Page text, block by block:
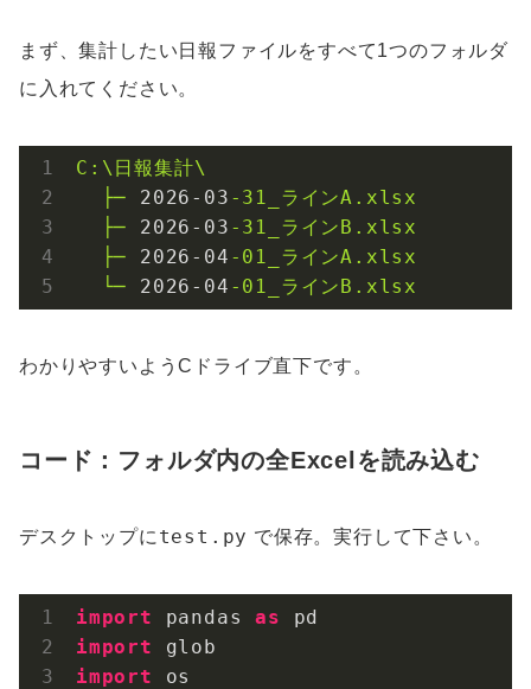
まず、集計したい日報ファイルをすべて1つのフォルダ
に入れてください。
C:\日報集計\
├─
2026 -03 -31_ラインA.xlsx
├─
2026 -03 -31_ラインB.xlsx
├─
2026 -04 -01_ラインA.xlsx
└─
2026 -04 -01_ラインB.xlsx
わかりやすいようCドライブ直下です。
コード：フォルダ内の全Excelを読み込む
デスクトップにtest.py で保存。実行して下さい。
import pandas as
import
import os